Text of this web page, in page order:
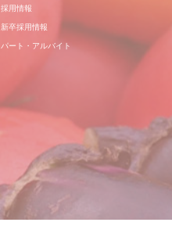
採用情報
新卒採用情報
パート・アルバイト